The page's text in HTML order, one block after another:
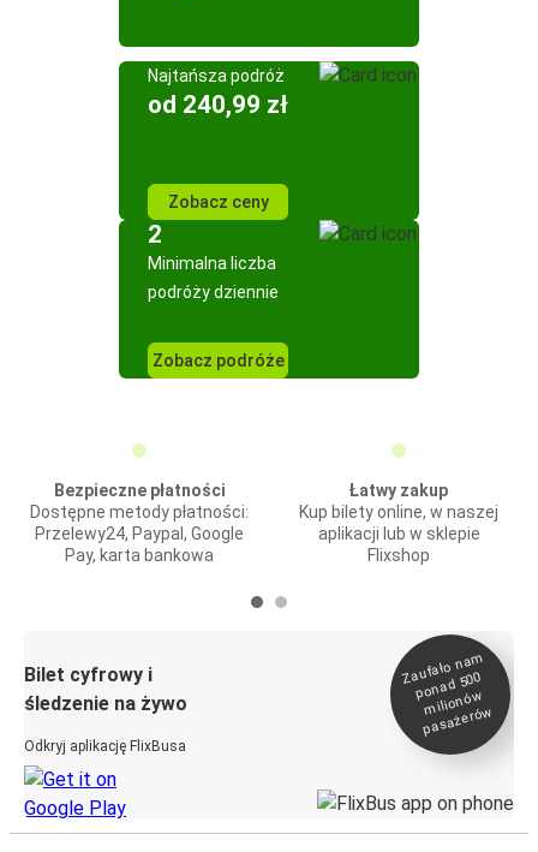
Najtańsza podróż
od 240,99 zł
Zobacz ceny
2
Minimalna liczba
podróży dziennie
Zobacz podróże
Bezpieczne płatności
Dostępne metody płatności:
Przelewy24, Paypal, Google
Pay, karta bankowa
Łatwy zakup
Kup bilety online, w naszej
aplikacji lub w sklepie
Flixshop
Bilet cyfrowy i
śledzenie na żywo
Odkryj aplikację FlixBusa
Zaufało na
m
ponad 500
milionó
w
pasażeró
w